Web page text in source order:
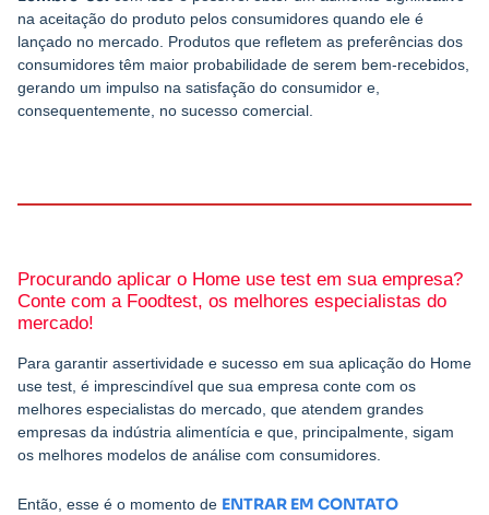
na aceitação do produto pelos consumidores quando ele é
lançado no mercado. Produtos que refletem as preferências dos
consumidores têm maior probabilidade de serem bem-recebidos,
gerando um impulso na satisfação do consumidor e,
consequentemente, no sucesso comercial.
Procurando aplicar o Home use test em sua empresa?
Conte com a Foodtest, os melhores especialistas do
mercado!
Para garantir assertividade e sucesso em sua aplicação do Home
use test, é imprescindível que sua empresa conte com os
melhores especialistas do mercado, que atendem grandes
empresas da indústria alimentícia e que, principalmente, sigam
os melhores modelos de análise com consumidores.
Então, esse é o momento de ENTRAR EM CONTATO